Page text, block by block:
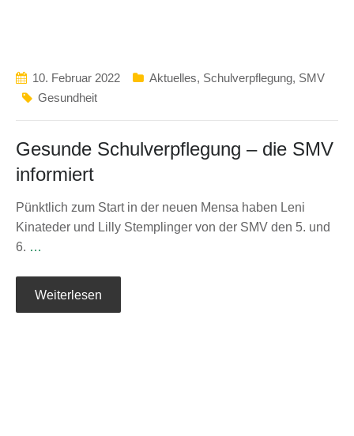
10. Februar 2022 Aktuelles, Schulverpflegung, SMV
Gesundheit
Gesunde Schulverpflegung – die SMV
informiert
Pünktlich zum Start in der neuen Mensa haben Leni
Kinateder und Lilly Stemplinger von der SMV den 5. und
6. …
Weiterlesen